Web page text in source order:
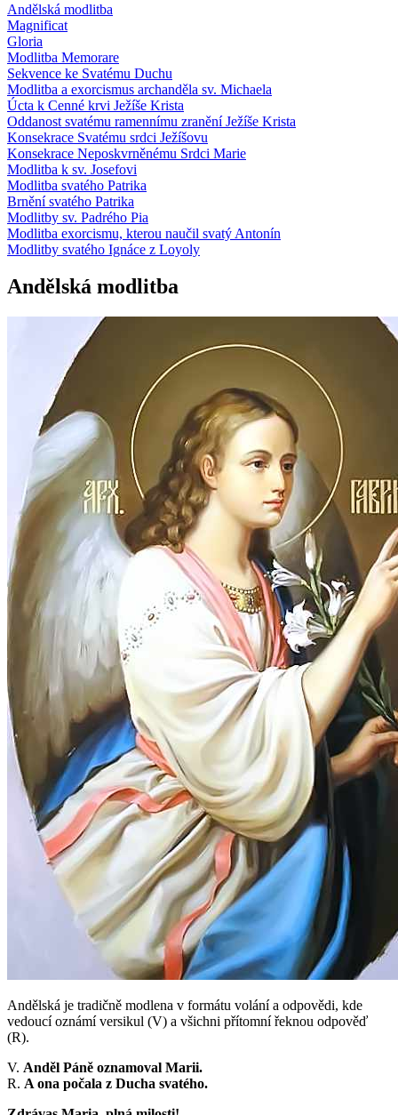
Andělská modlitba
Magnificat
Gloria
Modlitba Memorare
Sekvence ke Svatému Duchu
Modlitba a exorcismus archanděla sv. Michaela
Úcta k Cenné krvi Ježíše Krista
Oddanost svatému ramennímu zranění Ježíše Krista
Konsekrace Svatému srdci Ježíšovu
Konsekrace Neposkvrněnému Srdci Marie
Modlitba k sv. Josefovi
Modlitba svatého Patrika
Brnění svatého Patrika
Modlitby sv. Padrého Pia
Modlitba exorcismu, kterou naučil svatý Antonín
Modlitby svatého Ignáce z Loyoly
Andělská modlitba
Andělská je tradičně modlena v formátu volání a odpovědi, kde
vedoucí oznámí versikul (V) a všichni přítomní řeknou odpověď
(R).
V. Anděl Páně oznamoval Marii.
R. A ona počala z Ducha svatého.